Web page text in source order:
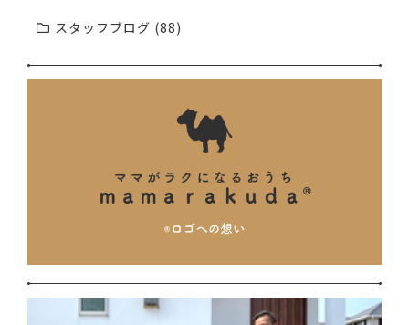
スタッフブログ (88)